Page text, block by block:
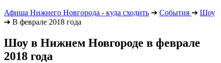
Афиша Нижнего Новгорода - куда сходить ➔ События ➔ Шоу
➔ В феврале 2018 года
Шоу в Нижнем Новгороде в феврале
2018 года